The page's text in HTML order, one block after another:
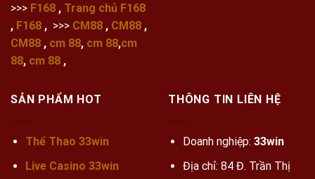
>>> F168 , Trang chủ F168
, F168 , >>> CM88 , CM88 ,
CM88 , cm 88, cm 88,cm
88, cm 88 ,
SẢN PHẨM HOT
Thể Thao 33win
Live Casino 33win
THÔNG TIN LIÊN HỆ
Doanh nghiệp: 33win
Địa chỉ: 84 Đ. Trần Thị